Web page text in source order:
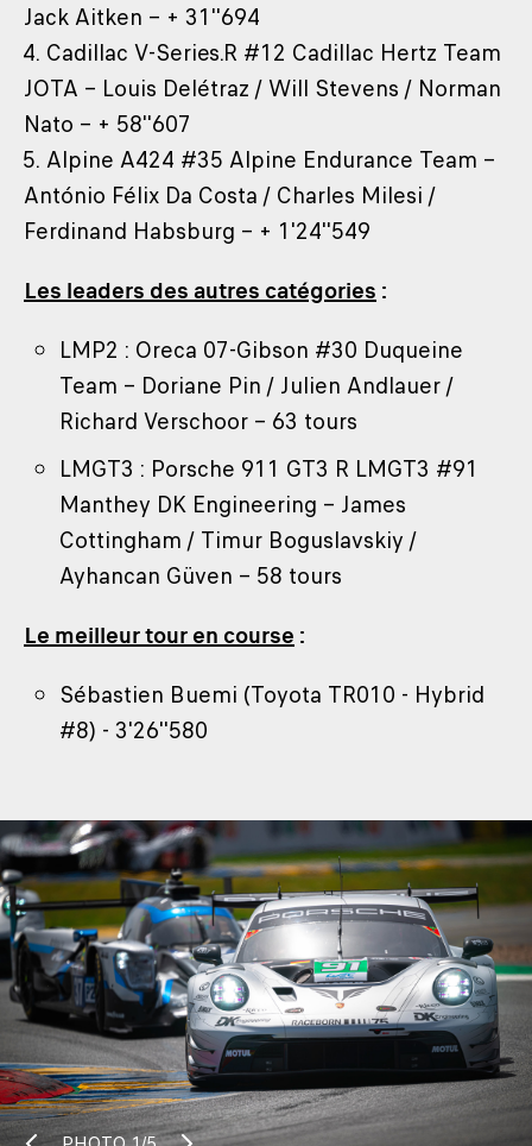
Jack Aitken – + 31''694
4. Cadillac V-Series.R #12 Cadillac Hertz Team
JOTA – Louis Delétraz / Will Stevens / Norman
Nato – + 58''607
5. Alpine A424 #35 Alpine Endurance Team –
António Félix Da Costa / Charles Milesi /
Ferdinand Habsburg – + 1'24''549
Les leaders des autres catégories :
LMP2 : Oreca 07-Gibson #30 Duqueine
Team – Doriane Pin / Julien Andlauer /
Richard Verschoor – 63 tours
LMGT3 : Porsche 911 GT3 R LMGT3 #91
Manthey DK Engineering – James
Cottingham / Timur Boguslavskiy /
Ayhancan Güven – 58 tours
Le meilleur tour en course :
Sébastien Buemi (Toyota TR010 - Hybrid
#8) - 3'26''580